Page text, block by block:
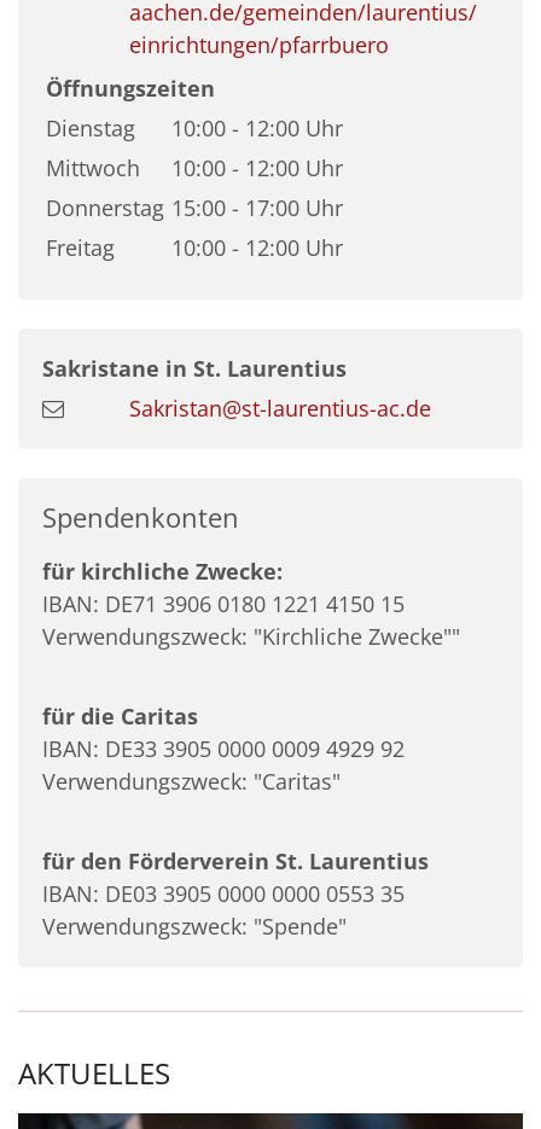
aachen.de/gemeinden/laurentius/
einrichtungen/pfarrbuero
Öffnungszeiten
Dienstag
10:00 - 12:00 Uhr
Mittwoch
10:00 - 12:00 Uhr
Donnerstag 15:00 - 17:00 Uhr
Freitag
10:00 - 12:00 Uhr
Sakristane in St. Laurentius
Sakristan@st-laurentius-ac.de
Spendenkonten
für kirchliche Zwecke:
IBAN: DE71 3906 0180 1221 4150 15
Verwendungszweck: "Kirchliche Zwecke""
für die Caritas
IBAN: DE33 3905 0000 0009 4929 92
Verwendungszweck: "Caritas"
für den Förderverein St. Laurentius
IBAN: DE03 3905 0000 0000 0553 35
Verwendungszweck: "Spende"
AKTUELLES